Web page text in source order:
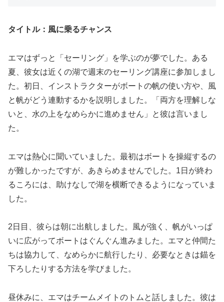
タイトル：風に乗るチャンス
エマはずっと「セーリング」を学ぶのが夢でした。ある
夏、彼女は近くの湖で週末のセーリング講座に参加しまし
た。初日、インストラクターがボートの帆の使い方や、風
と帆がどう連動するかを説明しました。「両方を理解しな
いと、水の上をなめらかに進めません」と彼は言いまし
た。
エマは熱心に聞いていました。最初はボートを操縦するの
が難しかったですが、あきらめませんでした。1日が終わ
るころには、助けなしで湖を横断できるようになっていま
した。
2日目、彼らは朝に出航しました。風が強く、帆がいっぱ
いに広がってボートはぐんぐん進みました。エマと仲間た
ちは協力して、なめらかに航行したり、必要なときは錨を
下ろしたりする方法を学びました。
昼休みに、エマはチームメイトのトムと話しました。彼は